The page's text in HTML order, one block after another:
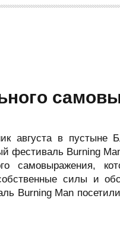
августа в пустыне
фестиваль Burning
самовыражения,
силы и
Burning Man